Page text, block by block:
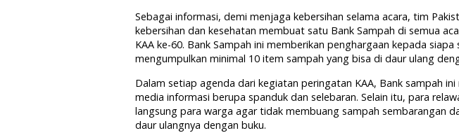
Sebagai informasi, demi menjaga kebersihan selama acara, tim
kebersihan dan kesehatan membuat satu Bank Sampah di semua
KAA ke-60. Bank Sampah ini memberikan penghargaan kepada siapa
mengumpulkan minimal 10 item sampah yang bisa di daur ulang
Dalam setiap agenda dari kegiatan peringatan KAA, Bank sampah
media informasi berupa spanduk dan selebaran. Selain itu, para
langsung para warga agar tidak membuang sampah sembarangan
daur ulangnya dengan buku.